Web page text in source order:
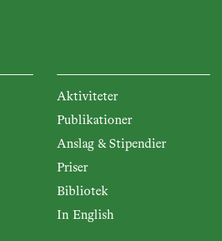
Aktiviteter
Publikationer
Anslag & Stipendier
Priser
Bibliotek
In English